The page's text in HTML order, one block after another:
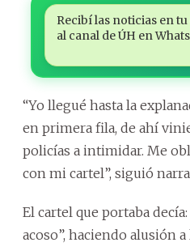
Recibí las noticias en
al canal de ÚH en
“Yo llegué hasta la
en primera fila, de ahí
policías a intimidar. Me
con mi cartel”, siguió
El cartel que portaba
acoso”, haciendo alusión